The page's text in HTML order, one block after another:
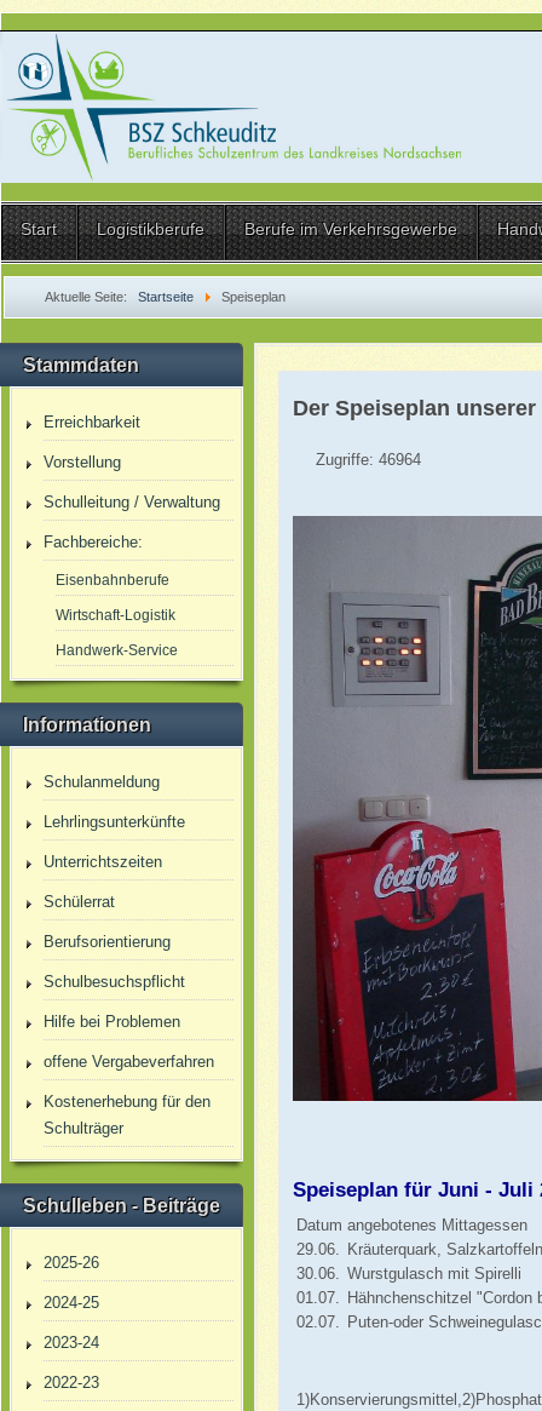
Start Logistikberufe Berufe im Verkehrsgewerbe
Aktuelle Seite: Startseite Speiseplan
Stammdaten
Erreichbarkeit
Vorstellung
Schulleitung / Verwaltung
Fachbereiche:
Eisenbahnberufe
Wirtschaft-Logistik
Handwerk-Service
Informationen
Schulanmeldung
Lehrlingsunterkünfte
Unterrichtszeiten
Schülerrat
Berufsorientierung
Schulbesuchspflicht
Hilfe bei Problemen
offene Vergabeverfahren
Kostenerhebung für den
Schulträger
Schulleben - Beiträge
2025-26
2024-25
2023-24
2022-23
Der Speiseplan
Zugriffe: 46964
Speiseplan für Juni - Juli
Datum angebotenes Mittagessen
29.06. Kräuterquark,
30.06. Wurstgulasch mit Spirelli
01.07. Hähnchenschitzel "Cordon
02.07. Puten-oder